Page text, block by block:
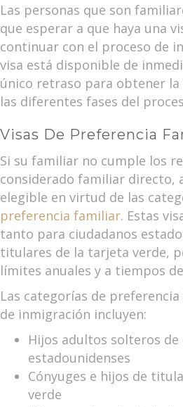
Las personas que son
que esperar a que haya una
continuar con el proceso de
visa está disponible de
único retraso para obtener
las diferentes fases del
Visas De Preferencia
Si su familiar no cumple los
considerado familiar directo,
elegible en virtud de las
preferencia familiar. Estas
tanto para ciudadanos
titulares de la tarjeta verde,
límites anuales y a tiempos
Las categorías de
de inmigración incluyen:
Hijos adultos solteros de
estadounidenses
Cónyuges e hijos de
verde